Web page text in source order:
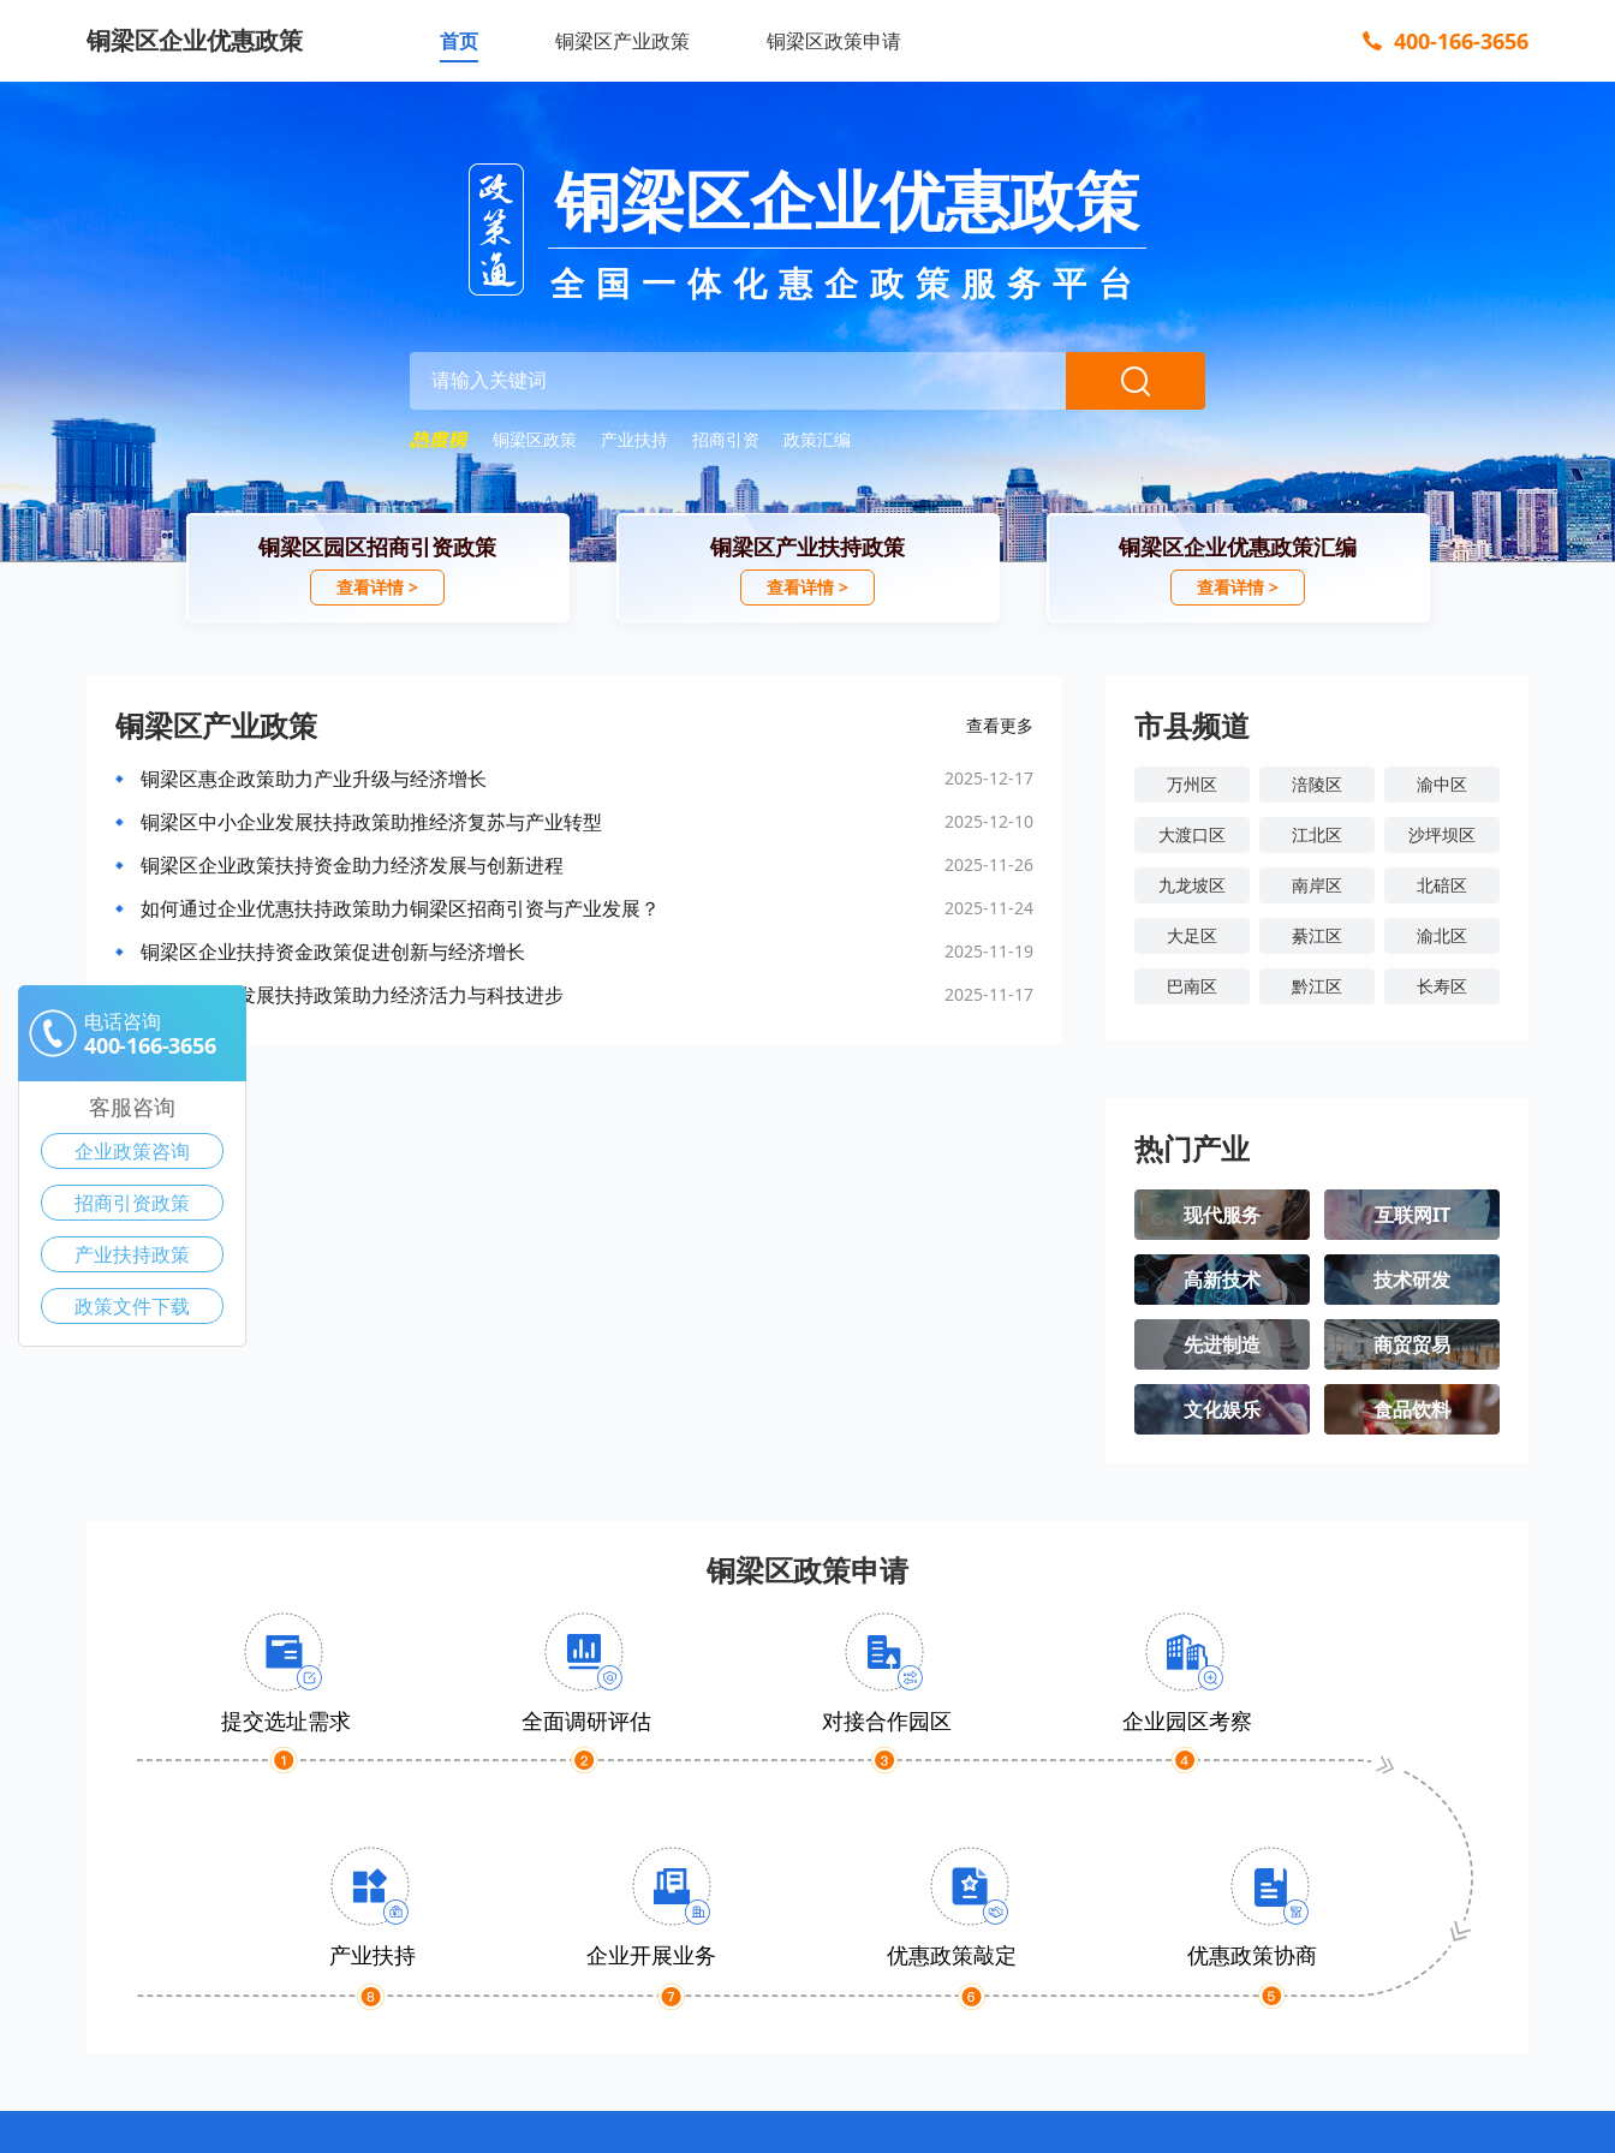
铜梁区企业优惠政策 首页 铜梁区产业政策 铜梁区政策申请 400-166-3656
铜梁区企业优惠政策
全国一体化惠企政策服务平台
铜梁区政策 产业扶持 招商引资 政策汇编
铜梁区园区招商引资政策
查看详情 >
铜梁区产业扶持政策
查看详情 >
铜梁区企业优惠政策汇编
查看详情 >
铜梁区产业政策 查看更多
铜梁区惠企政策助力产业升级与经济增长 2025-12-17
铜梁区中小企业发展扶持政策助推经济复苏与产业转型 2025-12-10
铜梁区企业政策扶持资金助力经济发展与创新进程 2025-11-26
如何通过企业优惠扶持政策助力铜梁区招商引资与产业发展？ 2025-11-24
铜梁区企业扶持资金政策促进创新与经济增长 2025-11-19
铜梁区产业发展扶持政策助力经济活力与科技进步 2025-11-17
市县频道
万州区 涪陵区 渝中区
大渡口区 江北区 沙坪坝区
九龙坡区 南岸区 北碚区
大足区 綦江区 渝北区
巴南区 黔江区 长寿区
丰都县
忠县 开州区 云阳县
奉节县 巫山县 巫溪县
石柱土家族自
治县
秀山土家族苗
族自治县
酉阳土家族苗
族自治县
彭水苗族土家
族自治县
江津区 合川区
永川区 南川区
热门产业
现代服务 互联网IT
高新技术 技术研发
先进制造 商贸贸易
文化娱乐 食品饮料
铜梁区政策申请
提交选址需求 全面调研评估 对接合作园区 企业园区考察
产业扶持 企业开展业务 优惠政策敲定 优惠政策协商
电话咨询
400-166-3656
客服咨询
企业政策咨询
招商引资政策
产业扶持政策
政策文件下载